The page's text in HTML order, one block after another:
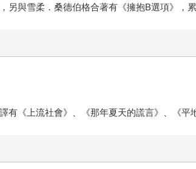
另與雪柔．桑德伯格合著有《擁抱B選項》，
有《上流社會》、《那年夏天的謊言》、《平